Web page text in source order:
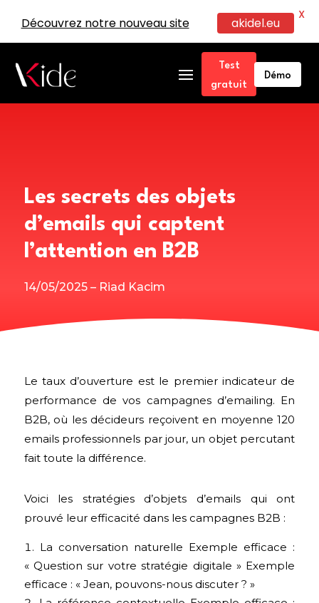
Test
gratuit
Démo
Les secrets des objets
d’emails qui captent
l’attention en B2B
14/05/2025 – Riad Kacim
Le taux d’ouverture est le premier indicateur de
performance de vos campagnes d’emailing. En
B2B, où les décideurs reçoivent en moyenne 120
emails professionnels par jour, un objet percutant
fait toute la différence.
Voici les stratégies d’objets d’emails qui ont
prouvé leur efficacité dans les campagnes B2B :
La conversation naturelle Exemple efficace :
« Question sur votre stratégie digitale » Exemple
efficace : « Jean, pouvons-nous discuter ? »
Découvrez notre nouveau site akidel.eu
X